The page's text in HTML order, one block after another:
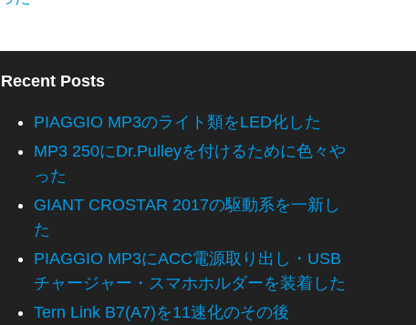
Recent Posts
PIAGGIO MP3のライト類をLED化した
MP3 250にDr.Pulleyを付けるために色々や
った
GIANT CROSTAR 2017の駆動系を一新し
た
PIAGGIO MP3にACC電源取り出し・USB
チャージャー・スマホホルダーを装着した
Tern Link B7(A7)を11速化のその後